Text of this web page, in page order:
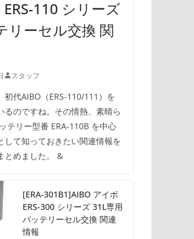
ERS-110 シリーズ
リーセル交換 関
スタッフ
初代AIBO（ERS-110/111）を
るのですね。その情熱、素晴ら
テリー型番 ERA-110B を中心
して知っておきたい関連情報を
とめました。 &
[ERA-301B1]AIBO アイボ
ERS-300 シリーズ 31L専用
バッテリーセル交換 関連
情報